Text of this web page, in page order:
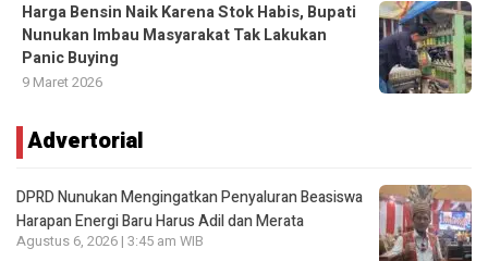
Harga Bensin Naik Karena Stok Habis, Bupati
Nunukan Imbau Masyarakat Tak Lakukan
Panic Buying
9 Maret 2026
Advertorial
DPRD Nunukan Mengingatkan Penyaluran Beasiswa
Harapan Energi Baru Harus Adil dan Merata
Agustus 6, 2026 | 3:45 am WIB